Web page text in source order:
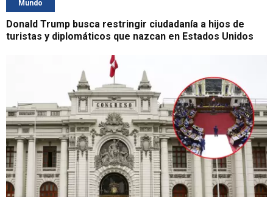
Mundo
Donald Trump busca restringir ciudadanía a hijos de
turistas y diplomáticos que nazcan en Estados Unidos